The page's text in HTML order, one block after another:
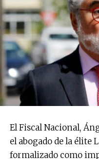
El Fiscal Nacional,
el abogado de la élite
formalizado como